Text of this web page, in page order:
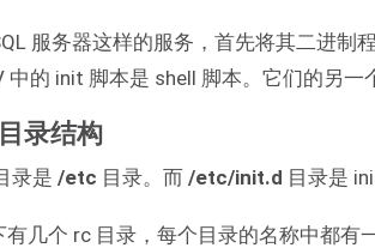
服务器这样的服务，首先将其二进
中的 init 脚本是 shell 脚本。它们的另
录结构
录是 /etc 目录。而 /etc/init.d 目录是
有几个 rc 目录，每个目录的名称中都